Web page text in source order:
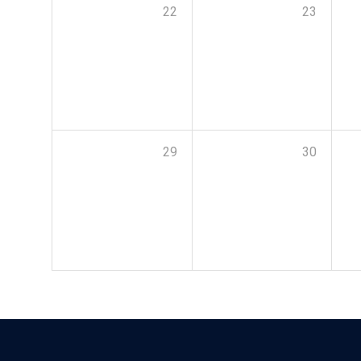
22 23
29 30